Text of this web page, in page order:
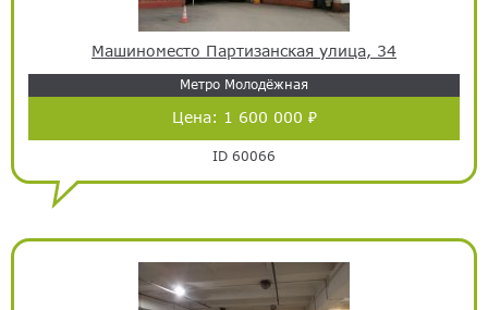
Машиноместо Партизанская улица, 34
Метро Молодёжная
Цена: 1 600 000 ₽
ID 60066